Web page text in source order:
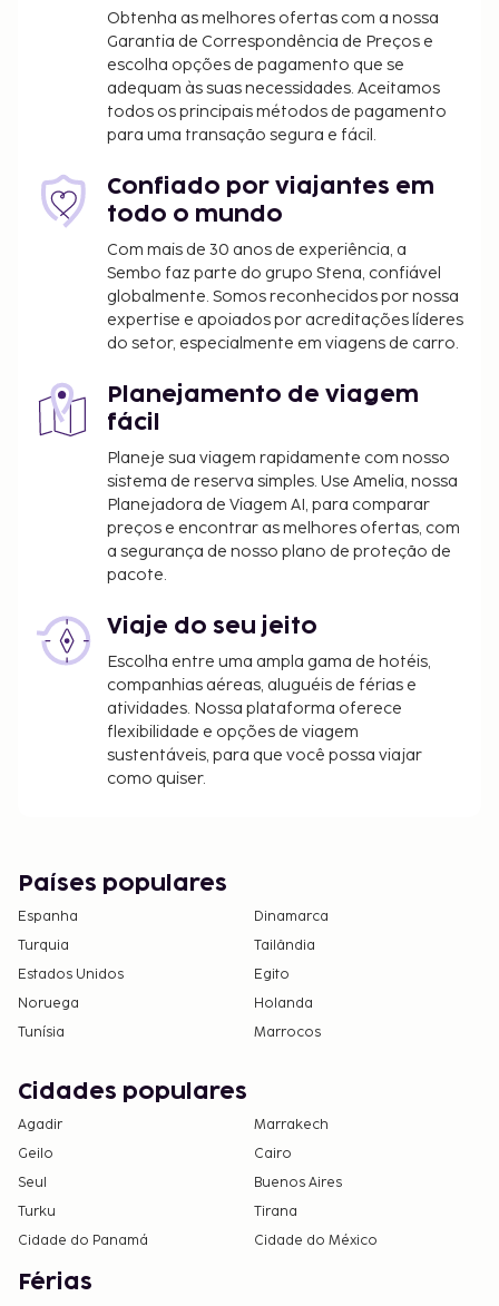
Obtenha as melhores ofertas com a nossa
Garantia de Correspondência de Preços e
escolha opções de pagamento que se
adequam às suas necessidades. Aceitamos
todos os principais métodos de pagamento
para uma transação segura e fácil.
Confiado por viajantes em
todo o mundo
Com mais de 30 anos de experiência, a
Sembo faz parte do grupo Stena, confiável
globalmente. Somos reconhecidos por nossa
expertise e apoiados por acreditações líderes
do setor, especialmente em viagens de carro.
Planejamento de viagem
fácil
Planeje sua viagem rapidamente com nosso
sistema de reserva simples. Use Amelia, nossa
Planejadora de Viagem AI, para comparar
preços e encontrar as melhores ofertas, com
a segurança de nosso plano de proteção de
pacote.
Viaje do seu jeito
Escolha entre uma ampla gama de hotéis,
companhias aéreas, aluguéis de férias e
atividades. Nossa plataforma oferece
flexibilidade e opções de viagem
sustentáveis, para que você possa viajar
como quiser.
Países populares
Espanha
Dinamarca
Turquia
Tailândia
Estados Unidos
Egito
Noruega
Holanda
Tunísia
Marrocos
Cidades populares
Agadir
Marrakech
Geilo
Cairo
Seul
Buenos Aires
Turku
Tirana
Cidade do Panamá
Cidade do México
Férias